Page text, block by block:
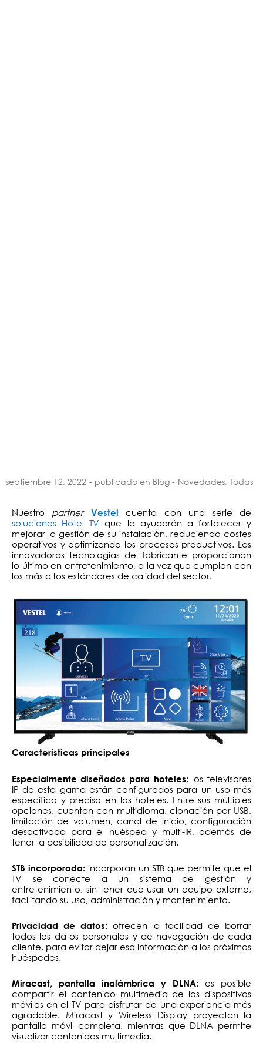
septiembre 12, 2022 - publicado en Blog - Novedades, Todas
Nuestro partner Vestel
cuenta con una serie de
soluciones Hotel TV que le ayudarán a fortalecer y
mejorar la gestión de su instalación, reduciendo costes
operativos y optimizando los procesos productivos. Las
innovadoras tecnologías del fabricante proporcionan
lo último en entretenimiento, a la vez que cumplen con
los más altos estándares de calidad del sector.
Características principales
Especialmente diseñados para hoteles: los televisores
IP de esta gama están configurados para un uso más
específico y preciso en los hoteles. Entre sus múltiples
opciones, cuentan con multidioma, clonación por USB,
limitación de volumen, canal de inicio, configuración
desactivada para el huésped y multi-IR, además de
tener la posibilidad de personalización.
STB incorporado: incorporan un STB que permite que el
TV se conecte a un sistema de gestión y
entretenimiento, sin tener que usar un equipo externo,
facilitando su uso, administración y mantenimiento.
Privacidad de datos: ofrecen la facilidad de borrar
todos los datos personales y de navegación de cada
cliente, para evitar dejar esa información a los próximos
huéspedes.
Miracast, pantalla inalámbrica y DLNA: es posible
compartir el contenido multimedia de los dispositivos
móviles en el TV para disfrutar de una experiencia más
agradable. Miracast y Wireless Display proyectan la
pantalla móvil completa, mientras que DLNA permite
visualizar contenidos multimedia.